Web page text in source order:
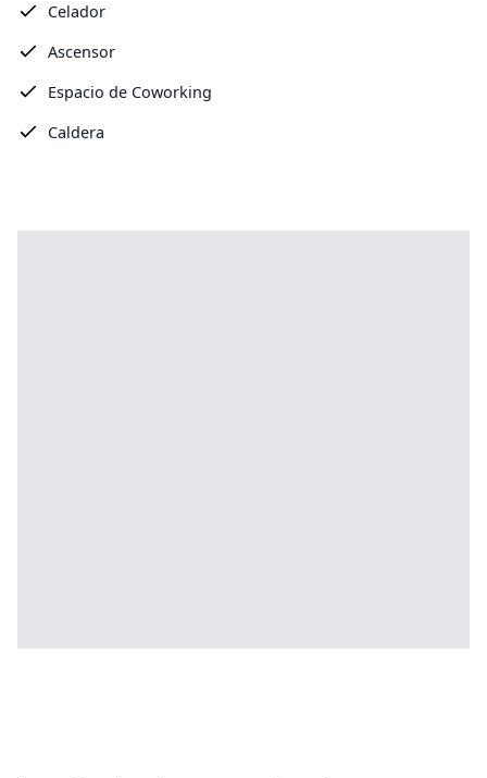
Celador
Ascensor
Espacio de Coworking
Caldera